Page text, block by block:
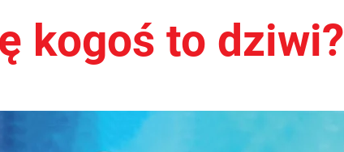
kogoś to dziwi?